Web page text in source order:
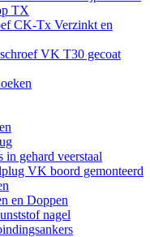
TX
CK-Tx Verzinkt en
VK T30 gecoat
in gehard veerstaal
VK boord gemonteerd
en Doppen
nagel